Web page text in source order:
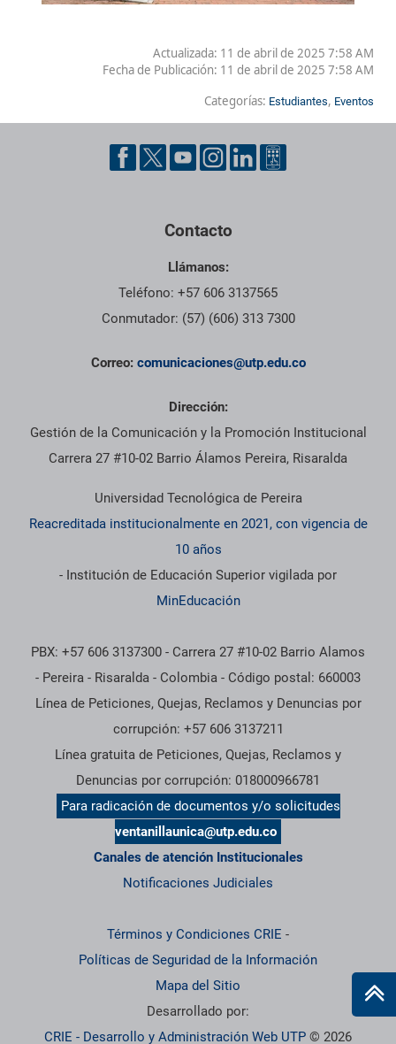
Actualizada: 11 de abril de 2025 7:58 AM
Fecha de Publicación: 11 de abril de 2025 7:58 AM
Categorías: Estudiantes, Eventos
Contacto
Llámanos:
Teléfono: +57 606 3137565
Conmutador: (57) (606) 313 7300
Correo: comunicaciones@utp.edu.co
Dirección:
Gestión de la Comunicación y la Promoción Institucional
Carrera 27 #10-02 Barrio Álamos Pereira, Risaralda
Universidad Tecnológica de Pereira
Reacreditada institucionalmente en 2021, con vigencia de
10 años
- Institución de Educación Superior vigilada por
MinEducación
PBX: +57 606 3137300 - Carrera 27 #10-02 Barrio Alamos
- Pereira - Risaralda - Colombia - Código postal: 660003
Línea de Peticiones, Quejas, Reclamos y Denuncias por
corrupción: +57 606 3137211
Línea gratuita de Peticiones, Quejas, Reclamos y
Denuncias por corrupción: 018000966781
Para radicación de documentos y/o solicitudes
ventanillaunica@utp.edu.co
Canales de atención Institucionales
Notificaciones Judiciales
Términos y Condiciones CRIE -
Políticas de Seguridad de la Información
Mapa del Sitio
Desarrollado por:
CRIE - Desarrollo y Administración Web UTP © 2026